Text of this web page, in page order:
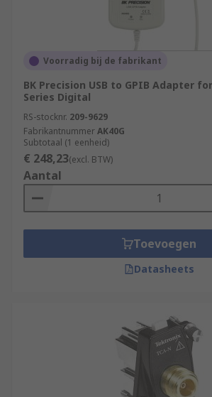
Voorradig bij de fabrikant
BK Precision USB to GPIB Adapter
Series Digital
RS-stocknr. 209-9629
FabrikantnummerAK40G
Subtotaal (1 eenheid)
€ 248,23(excl. BTW)
Aantal
Toevoegen
Datasheets